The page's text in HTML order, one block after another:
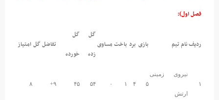
فصل اول):
ردیفنام تیم بازی برد باختمساوی
گل
زده
گل
خورده
تفاضل گلامتیاز
نیروی زمینی
ارتش
۵ ۴ ۵۴ ۴۵ ۹+ ۸